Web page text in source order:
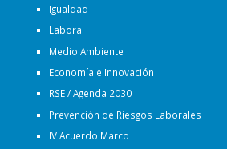
Igualdad
Laboral
Medio Ambiente
Economía e Innovación
RSE / Agenda 2030
Prevención de Riesgos Laborales
IV Acuerdo Marco